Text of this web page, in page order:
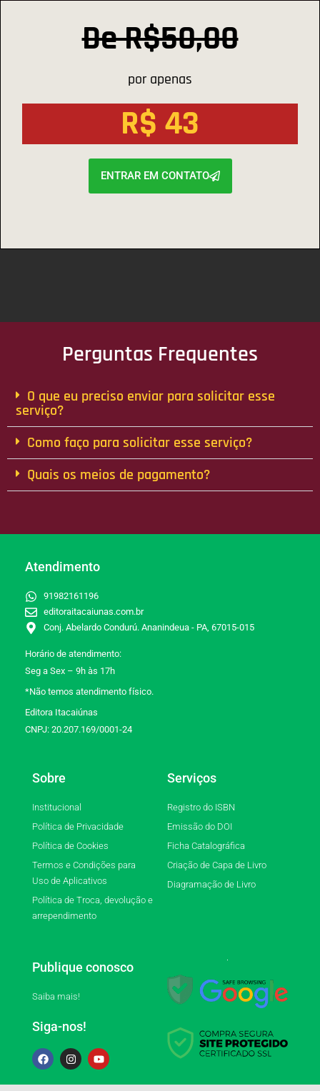
De R$50,00
por apenas
R$ 43
ENTRAR EM CONTATO
Perguntas Frequentes
O que eu preciso enviar para solicitar esse
serviço?
Como faço para solicitar esse serviço?
Quais os meios de pagamento?
Atendimento
91982161196
editoraitacaiunas.com.br
Conj. Abelardo Condurú. Ananindeua - PA, 67015-015
Horário de atendimento:
Seg a Sex – 9h às 17h
*Não temos atendimento físico.
Editora Itacaiúnas
CNPJ: 20.207.169/0001-24
Sobre
Institucional
Política de Privacidade
Política de Cookies
Termos e Condições para
Uso de Aplicativos
Política de Troca, devolução e
arrependimento
Serviços
Registro do ISBN
Emissão do DOI
Ficha Catalográfica
Criação de Capa de Livro
Diagramação de Livro
Publique conosco
Saiba mais!
Siga-nos!